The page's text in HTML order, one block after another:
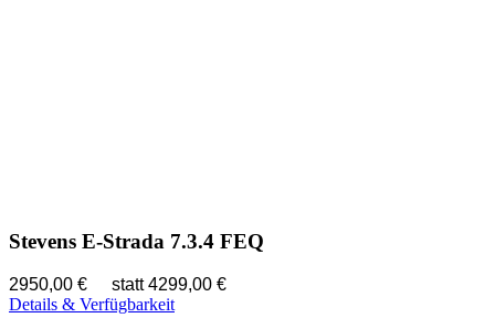
Stevens E-Strada 7.3.4 FEQ
2950,00 €
statt 4299,00 €
Details & Verfügbarkeit